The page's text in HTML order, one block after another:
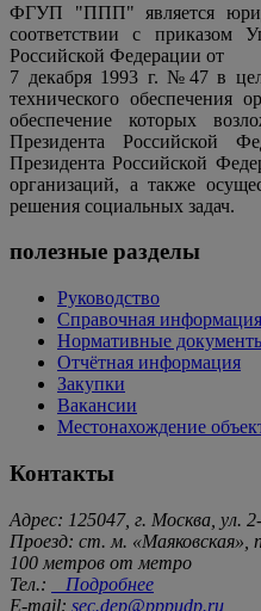
ФГУП "ППП" является
соответствии с приказом
Российской Федерации от
7 декабря 1993 г. №47 в
технического обеспечения
обеспечение которых
Президента Российской
Президента Российской
организаций, а также
решения социальных задач.
полезные разделы
Руководство
Справочная информация
Нормативные
Отчётная информация
Закупки
Вакансии
Местонахождение
Контакты
Адрес: 125047, г. Москва, ул.
Проезд: ст. м. «Маяковская»,
100 метров от метро
Тел.:
Подробнее
E-mail: sec.dep@pppudp.ru